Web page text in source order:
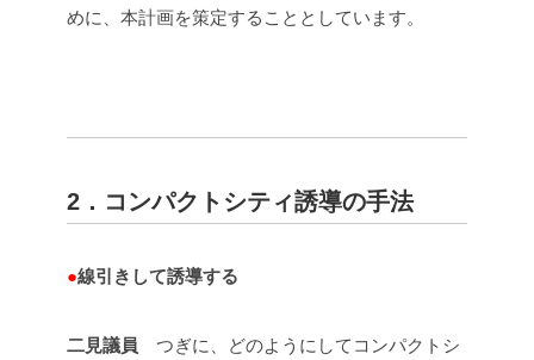
めに、本計画を策定することとしています。
2．コンパクトシティ誘導の手法
●線引きして誘導する
二見議員 つぎに、どのようにしてコンパクトシ